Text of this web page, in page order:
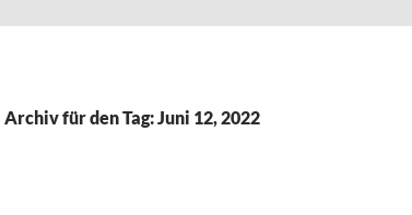
Archiv für den Tag: Juni 12, 2022